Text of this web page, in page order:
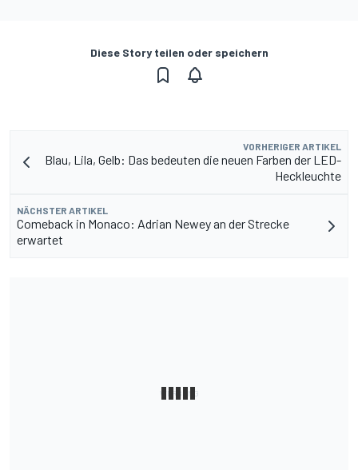
Diese Story teilen oder speichern
VORHERIGER ARTIKEL
Blau, Lila, Gelb: Das bedeuten die neuen Farben der LED-
Heckleuchte
NÄCHSTER ARTIKEL
Comeback in Monaco: Adrian Newey an der Strecke
erwartet